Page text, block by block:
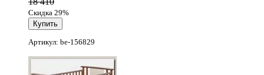
Скидка 29%
Артикул: be-156829